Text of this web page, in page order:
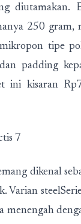
diutamakan.
250 gram,
tipe
padding
ini kisaran
7
dikenal
Varian
menengah